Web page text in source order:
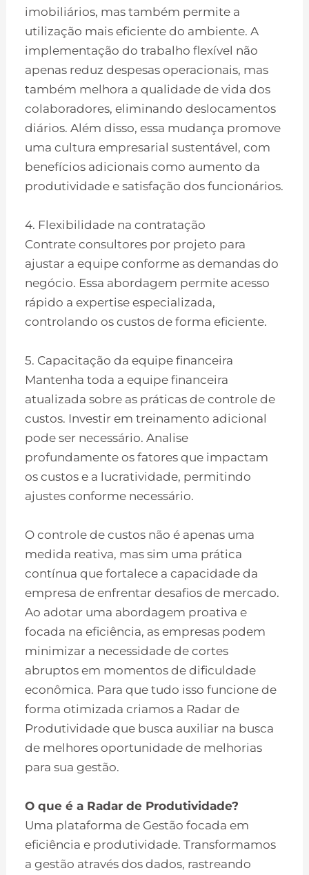
imobiliários, mas também permite a
utilização mais eficiente do ambiente. A
implementação do trabalho flexível não
apenas reduz despesas operacionais, mas
também melhora a qualidade de vida dos
colaboradores, eliminando deslocamentos
diários. Além disso, essa mudança promove
uma cultura empresarial sustentável, com
benefícios adicionais como aumento da
produtividade e satisfação dos funcionários.
4. Flexibilidade na contratação
Contrate consultores por projeto para
ajustar a equipe conforme as demandas do
negócio. Essa abordagem permite acesso
rápido a expertise especializada,
controlando os custos de forma eficiente.
5. Capacitação da equipe financeira
Mantenha toda a equipe financeira
atualizada sobre as práticas de controle de
custos. Investir em treinamento adicional
pode ser necessário. Analise
profundamente os fatores que impactam
os custos e a lucratividade, permitindo
ajustes conforme necessário.
O controle de custos não é apenas uma
medida reativa, mas sim uma prática
contínua que fortalece a capacidade da
empresa de enfrentar desafios de mercado.
Ao adotar uma abordagem proativa e
focada na eficiência, as empresas podem
minimizar a necessidade de cortes
abruptos em momentos de dificuldade
econômica. Para que tudo isso funcione de
forma otimizada criamos a Radar de
Produtividade que busca auxiliar na busca
de melhores oportunidade de melhorias
para sua gestão.
O que é a Radar de Produtividade?
Uma plataforma de Gestão focada em
eficiência e produtividade. Transformamos
a gestão através dos dados, rastreando